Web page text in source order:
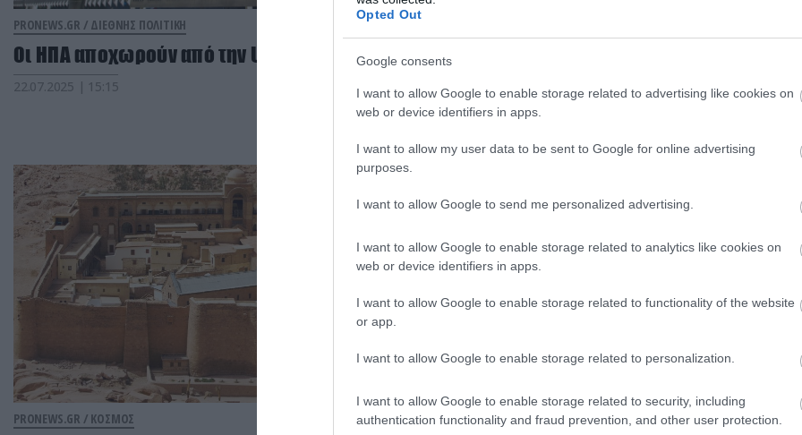
Opted Out
Google consents
I want to allow Google to enable storage related to advertising like cookies on
web or device identifiers in apps.
I want to allow my user data to be sent to Google for online advertising
purposes.
I want to allow Google to send me personalized advertising.
I want to allow Google to enable storage related to analytics like cookies on
web or device identifiers in apps.
I want to allow Google to enable storage related to functionality of the website
or app.
I want to allow Google to enable storage related to personalization.
I want to allow Google to enable storage related to security, including
authentication functionality and fraud prevention, and other user protection.
PRONEWS.GR / ΔΙΕΘΝΗΣ ΠΟΛΙΤΙΚΗ
Οι ΗΠΑ αποχωρούν από την UNESCO
22.07.2025 | 15:15
Ανακτόρων Κρήτης»
PRONEWS.GR / ΚΟΣΜΟΣ PRONEWS.GR / ΤΕΧΝΟΛΟΓΙΑ